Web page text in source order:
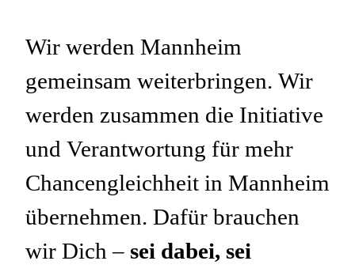
Wir werden Mannheim
gemeinsam weiterbringen. Wir
werden zusammen die Initiative
und Verantwortung für mehr
Chancengleichheit in Mannheim
übernehmen. Dafür brauchen
wir Dich –sei dabei, sei